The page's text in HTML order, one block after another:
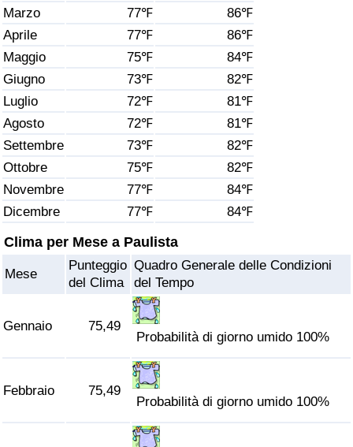
Marzo
77℉
86℉
Aprile
77℉
86℉
Maggio
75℉
84℉
Giugno
73℉
82℉
Luglio
72℉
81℉
Agosto
72℉
81℉
Settembre
73℉
82℉
Ottobre
75℉
82℉
Novembre
77℉
84℉
Dicembre
77℉ 84℉
Clima per Mese a Paulista
Mese
Punteggio
del Clima
Quadro Generale delle Condizioni
del Tempo
Gennaio 75,49
Probabilità di giorno umido 100%
Febbraio 75,49
Probabilità di giorno umido 100%
ad Aqaba
Criminalità
Indice del Tasso di Criminalità (Corrente)
Indice della Criminalità
Indice di criminalità per paese
Assistenza Sanitaria
Indice dell’Assistenza Sanitaria (Corrente)
Indice dell’Assistenza Sanitaria per
Indice dell’Inquinamento (Corrente)
Indice di inquinamento